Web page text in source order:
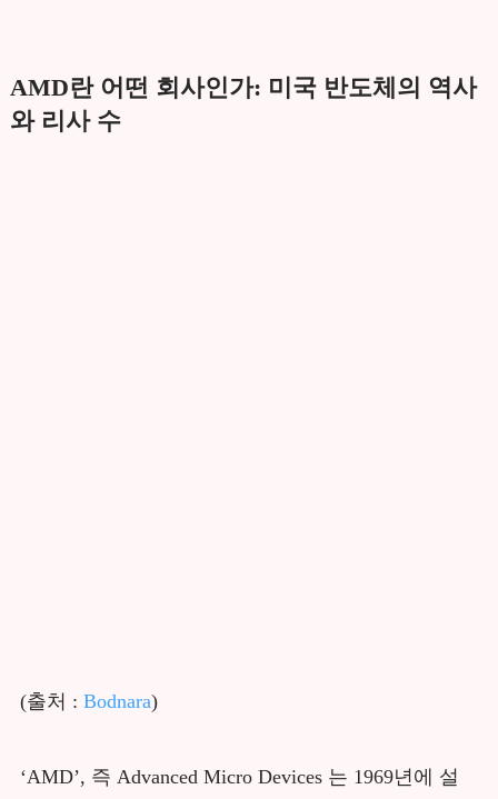
AMD란 어떤 회사인가: 미국 반도체의 역사
와 리사 수
(출처 : Bodnara)
‘AMD’, 즉 Advanced Micro Devices 는 1969년에 설